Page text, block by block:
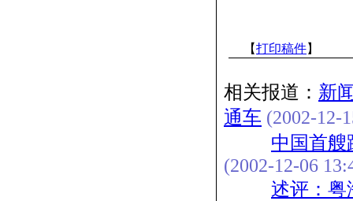
【打印稿件】
相关报道： 新
通车 (2002-12-
中国首艘
(2002-12-06
述评：粤